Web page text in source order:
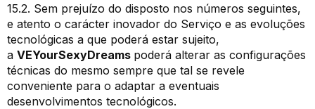
15.2. Sem prejuízo do disposto nos números seguintes,
e atento o carácter inovador do Serviço e as evoluções
tecnológicas a que poderá estar sujeito,
a VEYourSexyDreams poderá alterar as configurações
técnicas do mesmo sempre que tal se revele
conveniente para o adaptar a eventuais
desenvolvimentos tecnológicos.